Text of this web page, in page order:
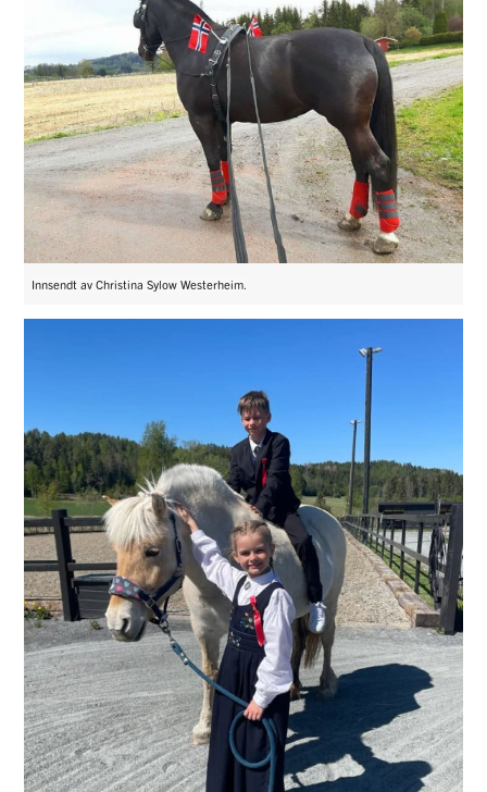
Innsendt av Christina Sylow Westerheim.